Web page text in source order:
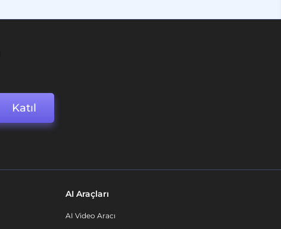
Katıl
AI Araçları
AI Video Aracı